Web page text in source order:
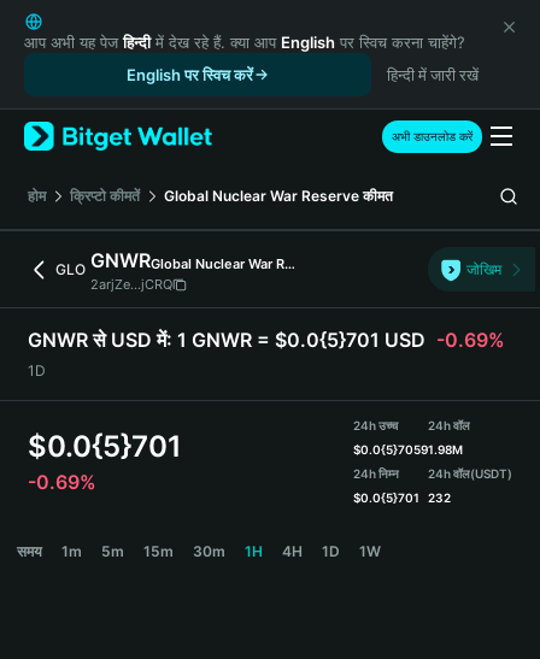
English
日本語
Русский
Español (Latinoamérica)
Türkçe
Italiano
简体中文
繁體中文
Português (Portugal)
Bahasa Indonesia
Español
आप अभी यह पेजहिन्दीमें देख रहे हैं. क्या आप English पर स्विच करना चाहेंगे?
English पर स्विच करें
हिन्दी में जारी रखें
अभी डाउनलोड करें
होम क्रिप्टो कीमतें Global Nuclear War Reserve कीमत
GLO GNWR
Global Nuclear War Reserve
2arjZe...jCRQ
जोखिम
GNWR से USD में: 1 GNWR = $0.0{5}701 USD -0.69%
1D
$0.0{5}701
-0.69%
24h उच्च
$0.0{5}7059
24h निम्न
$0.0{5}701
24h वॉल
1.98M
24h वॉल(USDT)
232
समय 1m 5m 15m 30m 1H 4H 1D 1W